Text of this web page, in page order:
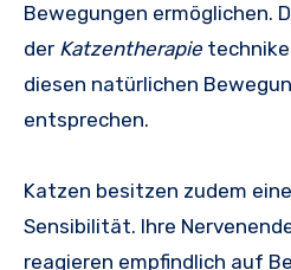
Bewegungen ermöglichen.
der Katzentherapie
diesen natürlichen
entsprechen.
Katzen besitzen zudem
Sensibilität. Ihre
reagieren empfindlich auf